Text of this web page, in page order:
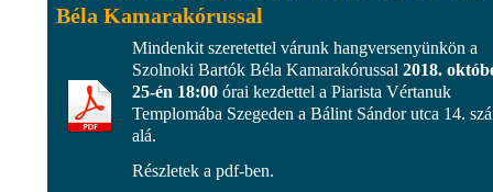
Béla Kamarakórussal
Mindenkit szeretettel várunk hangversenyünkön a
Szolnoki Bartók Béla Kamarakórussal 2018.
25-én 18:00 órai kezdettel a Piarista Vértanuk
Templomába Szegeden a Bálint Sándor utca 14.
alá.
Részletek a pdf-ben.